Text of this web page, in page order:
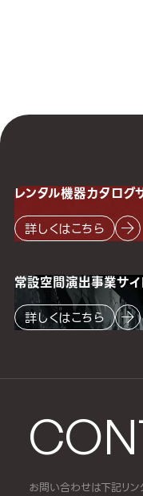
お問い合わせは下記リン
レンタル機器カタログ
詳しくはこちら
常設空間演出事業サイ
詳しくはこちら